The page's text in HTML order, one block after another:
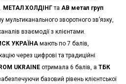
МЕТАЛ ХОЛДІНГта АВ метал груп
зворотного зв’язку,
взаємодії з клієнтами.
УКРАЇНАмають по 7 балів,
через цифрові та традиційні
UKRAINEотримала 6 балів, а ТБК
базовий рівень клієнтської